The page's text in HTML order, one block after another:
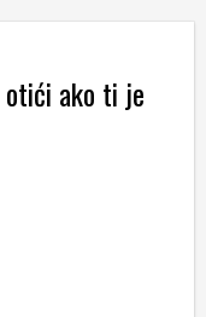
otići ako ti je